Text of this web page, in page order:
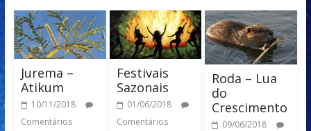
Jurema –
Atikum
10/11/2018
Comentários
Festivais
Sazonais
01/06/2018
Comentários
Roda – Lua
do
Crescimento
09/06/2018